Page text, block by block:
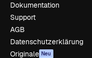
Dokumentation
Support
AGB
Datenschutzerklärung
Originale Neu